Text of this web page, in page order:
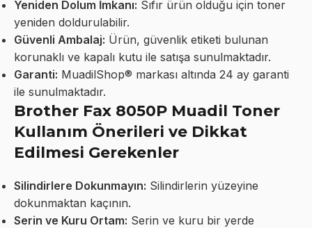
Yeniden Dolum İmkanı: Sıfır ürün olduğu için toner
yeniden doldurulabilir.
Güvenli Ambalaj: Ürün, güvenlik etiketi bulunan
korunaklı ve kapalı kutu ile satışa sunulmaktadır.
Garanti: MuadilShop® markası altında 24 ay garanti
ile sunulmaktadır.
Brother Fax 8050P Muadil Toner
Kullanım Önerileri ve Dikkat
Edilmesi Gerekenler
Silindirlere Dokunmayın: Silindirlerin yüzeyine
dokunmaktan kaçının.
Serin ve Kuru Ortam: Serin ve kuru bir yerde